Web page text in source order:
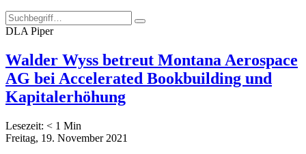
DLA Piper
Walder Wyss betreut Montana Aerospace
AG bei Accelerated Bookbuilding und
Kapitalerhöhung
Lesezeit: < 1 Min
Freitag, 19. November 2021